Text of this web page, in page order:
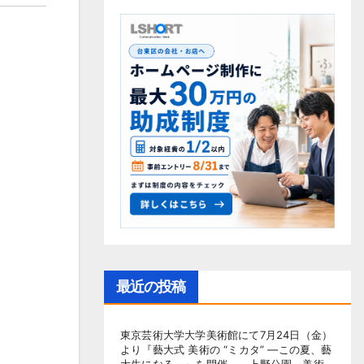
最近の投稿
東京芸術大学大学美術館にて7月24日（金）
より『藝大式 美術の “ミカタ” ―この夏、藝